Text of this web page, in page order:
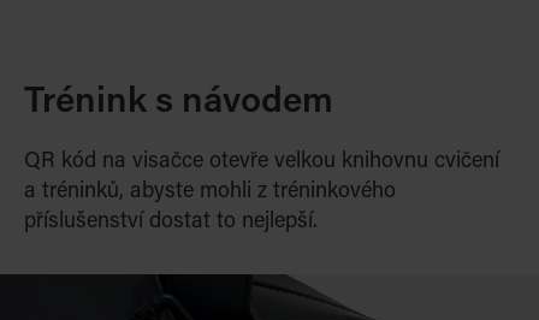
Trénink s návodem
QR kód na visačce otevře velkou knihovnu cvičení
a tréninků, abyste mohli z tréninkového
příslušenství dostat to nejlepší.